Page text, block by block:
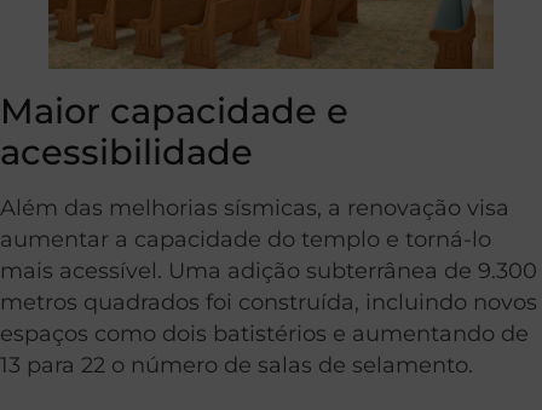
Maior capacidade e
acessibilidade
Além das melhorias sísmicas, a renovação visa
aumentar a capacidade do templo e torná-lo
mais acessível. Uma adição subterrânea de 9.300
metros quadrados foi construída, incluindo novos
espaços como dois batistérios e aumentando de
13 para 22 o número de salas de selamento.